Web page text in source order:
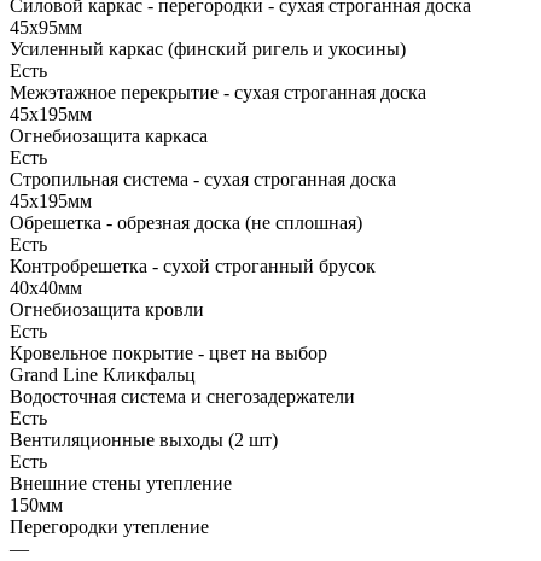
Силовой каркас - перегородки - сухая строганная доска
45х95мм
Усиленный каркас (финский ригель и укосины)
Есть
Межэтажное перекрытие - сухая строганная доска
45х195мм
Огнебиозащита каркаса
Есть
Стропильная система - сухая строганная доска
45х195мм
Обрешетка - обрезная доска (не сплошная)
Есть
Контробрешетка - сухой строганный брусок
40х40мм
Огнебиозащита кровли
Есть
Кровельное покрытие - цвет на выбор
Grand Line Кликфальц
Водосточная система и снегозадержатели
Есть
Вентиляционные выходы (2 шт)
Есть
Внешние стены утепление
150мм
Перегородки утепление
—